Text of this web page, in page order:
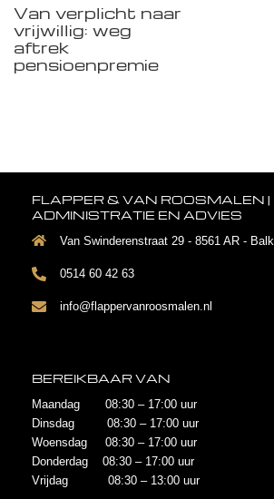
Van verplicht naar
vrijwillig: weg
aftrek
pensioenpremie
FLAPPER & VAN ROOSMALEN |
ADMINISTRATIE EN ADVIES
Van Swinderenstraat 29 - 8561 AR - Balk
0514 60 42 63
info@flappervanroosmalen.nl
BEREIKBAAR VAN
Maandag 08:30 – 17:00 uur
Dinsdag 08:30 – 17:00 uur
Woensdag 08:30 – 17:00 uur
Donderdag 08:30 – 17:00 uur
Vrijdag 08:30 – 13:00 uur